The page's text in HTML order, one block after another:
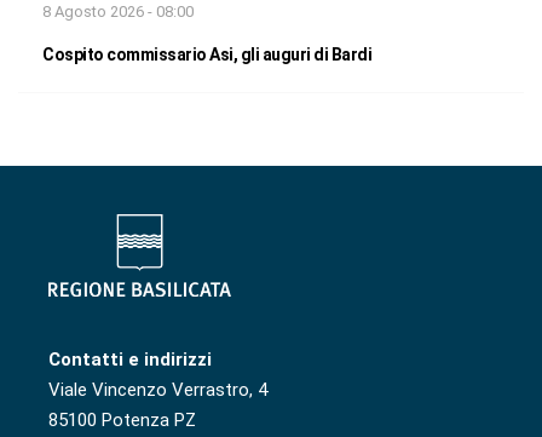
8 Agosto 2026 - 08:00
Cospito commissario Asi, gli auguri di Bardi
Contatti e indirizzi
Viale Vincenzo Verrastro, 4
85100 Potenza PZ